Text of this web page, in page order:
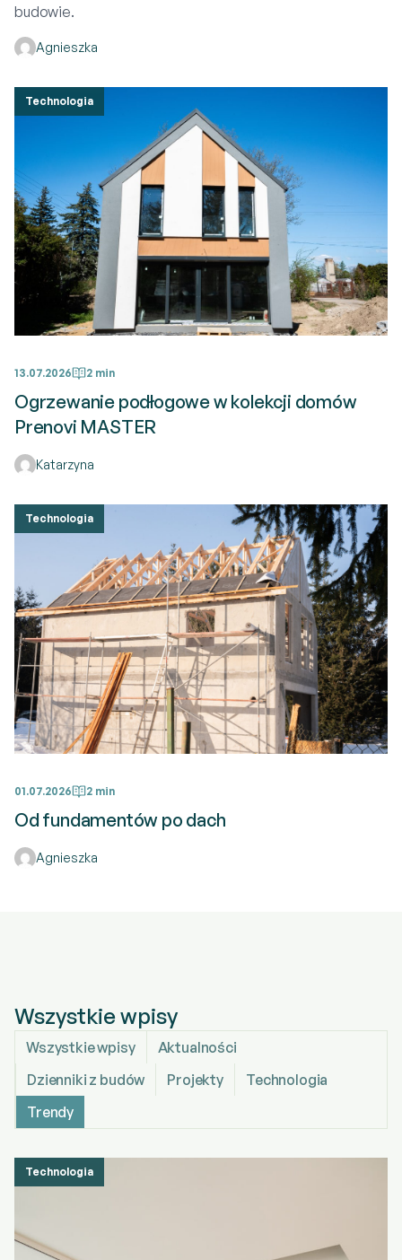
budowie.
Agnieszka
Technologia
13.07.2026 2 min
Ogrzewanie podłogowe w kolekcji domów
Prenovi MASTER
Katarzyna
Technologia
01.07.2026 2 min
Od fundamentów po dach
Agnieszka
Wszystkie wpisy
Wszystkie wpisy
Aktualności
Dzienniki z budów
Projekty
Technologia
Trendy
Technologia